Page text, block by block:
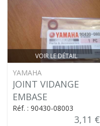
VOIR LE DÉTAIL
YAMAHA
JOINT VIDANGE
EMBASE
Réf. : 90430-08003
3,11 €